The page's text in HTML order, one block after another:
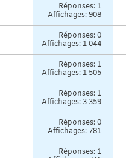
Réponses: 1
Affichages: 908
Réponses:0
Affichages: 1 044
Réponses: 1
Affichages: 1 505
Réponses: 1
Affichages: 3 359
Réponses:0
Affichages: 781
Réponses: 1